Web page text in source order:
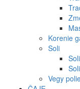
Korenie
Soli
Vegy